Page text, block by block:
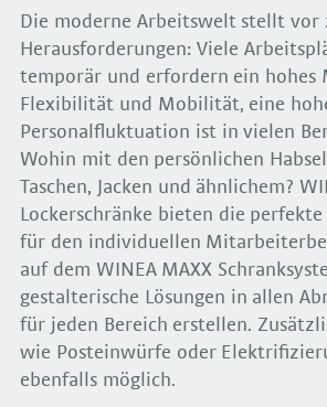
Die moderne Arbeitswelt stellt vor
Herausforderungen: Viele
temporär und erfordern ein hohes
Flexibilität und Mobilität, eine
Personalfluktuation ist in vielen
Wohin mit den persönlichen
Taschen, Jacken und ähnlichem?
Lockerschränke bieten die
für den individuellen
auf dem WINEA MAXX
gestalterische Lösungen in allen
für jeden Bereich erstellen.
wie Posteinwürfe oder
ebenfalls möglich.